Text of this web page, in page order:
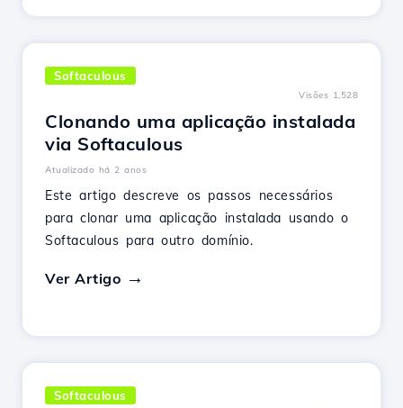
Softaculous
Visões 1,528
Clonando uma aplicação instalada
via Softaculous
Atualizado há 2 anos
Este artigo descreve os passos necessários
para clonar uma aplicação instalada usando o
Softaculous para outro domínio.
Ver Artigo
Softaculous